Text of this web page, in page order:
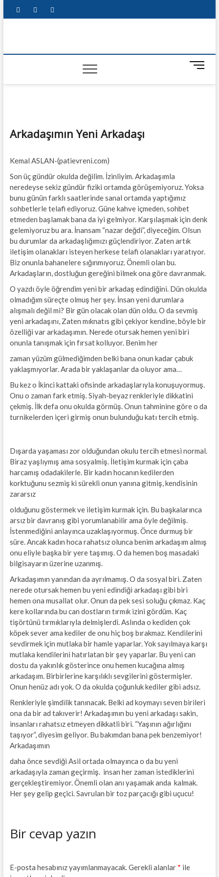
facebookinstagram
M
n
Arkadaşımın Yeni Arkadaşı
Kemal ASLAN-(patievreni.com)
Son üç gündür okulda değilim. İzinliyim. Arkadaşımla
neredeyse sekiz gündür fiziki ortamda görüşemiyoruz. Yoksa
bunu günün farklı saatlerinde sanal ortamda yaptığımız
sohbetlerle telafi ediyoruz. Güne kahve içmeden, sohbet
etmeden başlamak bana da iyi gelmiyor. Karşılaşmak için denk
gelemiyoruz bu ara. İnansam “nazar değdi”, diyeceğim. Olsun
bu durumlar da arkadaşlığımızı güçlendiriyor. Zaten artık
iletişim olanakları isteyen herkese telafi olanakları yaratıyor.
Biz onunla bahanelere sığınmıyoruz. Önemli olan bu.
Arkadaşların, dostluğun gereğini bilmek ona göre davranmak.
O yazdı öyle öğrendim yeni bir arkadaş edindiğini. Dün okulda
olmadığım süreçte olmuş her şey. İnsan yeni durumlara
alışmalı değil mi? Bir gün olacak olan dün oldu. O da sevmiş
yeni arkadaşını, Zaten mıknatıs gibi çekiyor kendine, böyle bir
özelliği var arkadaşımın. Nerede otursak hemen yeni biri
onunla tanışmak için fırsat kolluyor. Benim her
zaman yüzüm gülmediğimden belki bana onun kadar çabuk
yaklaşmıyorlar. Arada bir yaklaşanlar da oluyor ama…
Bu kez o İkinci kattaki ofisinde arkadaşlarıyla konuşuyormuş.
Onu o zaman fark etmiş. Siyah-beyaz renkleriyle dikkatini
çekmiş. İlk defa onu okulda görmüş. Onun tahminine göre o da
turnikelerden içeri girmiş onun bulunduğu katı tercih etmiş.
Dışarda yaşaması zor olduğundan okulu tercih etmesi normal.
Biraz yaşlıymış ama sosyalmiş. İletişim kurmak için çaba
harcamış odadakilerle. Bir kadın hocanın kedilerden
korktuğunu sezmiş ki sürekli onun yanına gitmiş, kendisinin
zararsız
olduğunu göstermek ve iletişim kurmak için. Bu başkalarınca
arsız bir davranış gibi yorumlanabilir ama öyle değilmiş.
İstenmediğini anlayınca uzaklaşıyormuş. Önce durmuş bir
süre. Ancak kadın hoca rahatsız olunca benim arkadaşım almış
onu eliyle başka bir yere taşımış. O da hemen boş masadaki
bilgisayarın üzerine uzanmış.
Arkadaşımın yanından da ayrılmamış. O da sosyal biri. Zaten
nerede otursak hemen bu yeni edindiği arkadaşı gibi biri
hemen ona musallat olur. Onun da pek sesi soluğu çıkmaz. Kaç
kere kollarında bu can dostların tırmık izini gördüm. Kaç
tişörtünü tırmıklarıyla delmişlerdi. Aslında o kediden çok
köpek sever ama kediler de onu hiç boş bırakmaz. Kendilerini
sevdirmek için mutlaka bir hamle yaparlar. Yok sayılmaya karşı
mutlaka kendilerini hatırlatan bir şey yaparlar. Bu yeni can
dostu da yakınlık gösterince onu hemen kucağına almış
arkadaşım. Birbirlerine karşılıklı sevgilerini göstermişler.
Onun henüz adı yok. O da okulda çoğunluk kediler gibi adsız.
Renkleriyle şimdilik tanınacak. Belki ad koymayı seven birileri
ona da bir ad takıverir! Arkadaşımın bu yeni arkadaşı sakin,
insanları rahatsız etmeyen dikkatli biri. “Yaşının ağırlığını
taşıyor”, diyesim geliyor. Bu bakımdan bana pek benzemiyor!
Arkadaşımın
daha önce sevdiği Asil ortada olmayınca o da bu yeni
arkadaşıyla zaman geçirmiş. insan her zaman istediklerini
gerçekleştiremiyor. Önemli olan anı yaşamak anda kalmak.
Her şey gelip geçici. Savrulan bir toz parçacığı gibi uçucu!
Bir cevap yazın
E-posta hesabınız yayımlanmayacak.Gerekli alanlar * ile